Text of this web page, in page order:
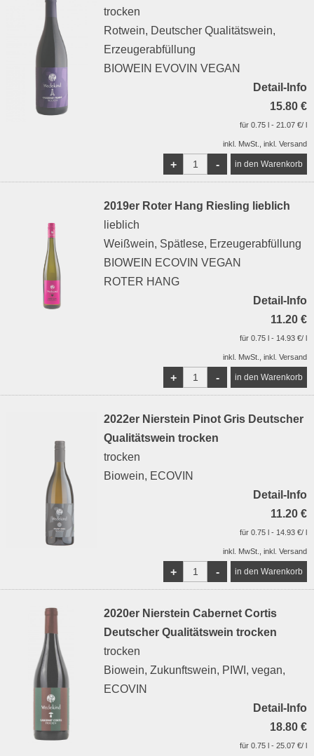
trocken
Rotwein, Deutscher Qualitätswein,
Erzeugerabfüllung
BIOWEIN EVOVIN VEGAN
Detail-Info
15.80 €
für 0.75 l - 21.07 €/ l
inkl. MwSt., inkl. Versand
-
+
2019er Roter Hang Riesling lieblich
lieblich
Weißwein, Spätlese, Erzeugerabfüllung
BIOWEIN ECOVIN VEGAN
ROTER HANG
Detail-Info
11.20 €
für 0.75 l - 14.93 €/ l
inkl. MwSt., inkl. Versand
-
+
2022er Nierstein Pinot Gris Deutscher
Qualitätswein trocken
trocken
Biowein, ECOVIN
Detail-Info
11.20 €
für 0.75 l - 14.93 €/ l
inkl. MwSt., inkl. Versand
-
+
2020er Nierstein Cabernet Cortis
Deutscher Qualitätswein trocken
trocken
Biowein, Zukunftswein, PIWI, vegan,
ECOVIN
Detail-Info
18.80 €
für 0.75 l - 25.07 €/ l